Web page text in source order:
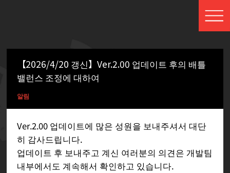
【2026/4/20 갱신】Ver.2.00 업데이트 후의 배틀
밸런스 조정에 대하여
알림
Ver.2.00 업데이트에 많은 성원을 보내주셔서 대단
히 감사드립니다.
업데이트 후 보내주고 계신 여러분의 의견은 개발팀
내부에서도 계속해서 확인하고 있습니다.